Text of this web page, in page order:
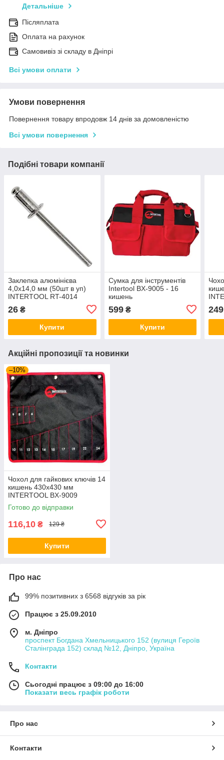
Детальніше
Післяплата
Оплата на рахунок
Самовивіз зі складу в Дніпрі
Всі умови оплати
Умови повернення
Повернення товару впродовж 14 днів за домовленістю
Всі умови повернення
Подібні товари компанії
Заклепка алюмінієва
4,0х14,0 мм (50шт в уп)
INTERTOOL RT-4014
26 ₴
Купити
Сумка для інструментів
Intertool BX-9005 - 16
кишень
599₴
Купити
249
Акційні пропозиції та новинки
–10%
Чохол для гайкових ключів 14
кишень 430x430 мм
INTERTOOL BX-9009
Готово до відправки
116,10 ₴ 129 ₴
Купити
Про нас
99% позитивних з 6568 відгуків за рік
Працює з 25.09.2010
м. Дніпро
проспект Богдана Хмельницького 152 (вулиця Героїв
Сталінграда 152) склад №12, Дніпро, Україна
Контакти
Сьогодні працює з 09:00 до 16:00
Показати весь графік роботи
Про нас
Контакти